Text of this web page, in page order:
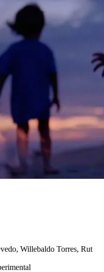
Willebaldo Torres, Rut